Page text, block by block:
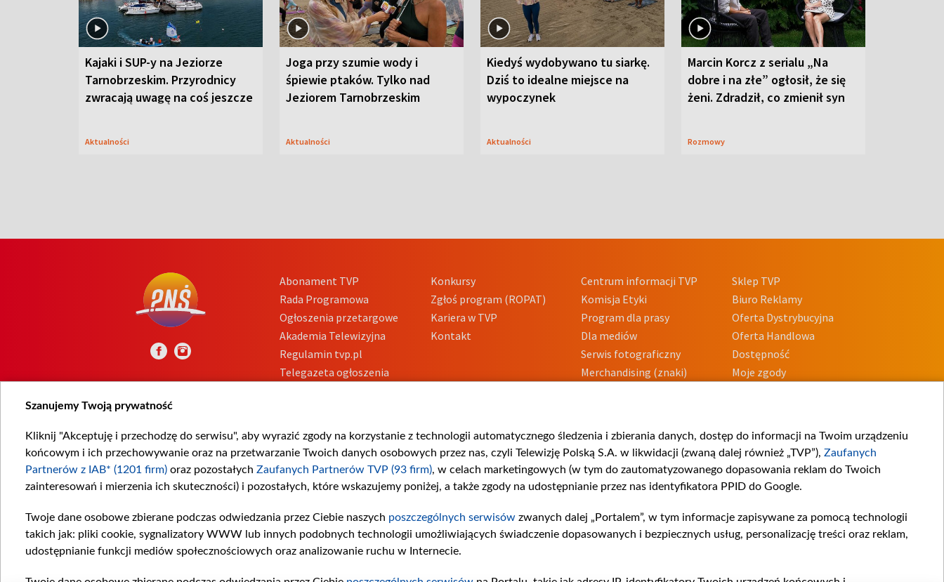
Kajaki i SUP-y na Jeziorze
Tarnobrzeskim. Przyrodnicy
zwracają uwagę na coś jeszcze
Aktualności
Joga przy szumie wody i
śpiewie ptaków. Tylko nad
Jeziorem Tarnobrzeskim
Aktualności
Kiedyś wydobywano tu siarkę.
Dziś to idealne miejsce na
wypoczynek
Aktualności
Marcin Korcz z serialu „Na
dobre i na złe” ogłosił, że się
żeni. Zdradził, co zmienił syn
Rozmowy
Abonament TVP
Rada Programowa
Ogłoszenia przetargowe
Akademia Telewizyjna
Regulamin tvp.pl
Telegazeta ogłoszenia
Konkursy
Zgłoś program (ROPAT)
Kariera w TVP
Kontakt
Centrum informacji TVP
Komisja Etyki
Program dla prasy
Dla mediów
Serwis fotograficzny
Merchandising (znaki)
Sklep TVP
Biuro Reklamy
Oferta Dystrybucyjna
Oferta Handlowa
Dostępność
Moje zgody
Szanujemy Twoją prywatność
Kliknij "Akceptuję i przechodzę do serwisu", aby wyrazić zgody na korzystanie z technologii automatycznego śledzenia i zbierania danych, dostęp do informacji na Twoim urządzeniu
końcowym i ich przechowywanie oraz na przetwarzanie Twoich danych osobowych przez nas, czyli Telewizję Polską S.A. w likwidacji (zwaną dalej również „TVP”), Zaufanych
Partnerów z IAB* (1201 firm) oraz pozostałych Zaufanych Partnerów TVP (93 firm), w celach marketingowych (w tym do zautomatyzowanego dopasowania reklam do Twoich
zainteresowań i mierzenia ich skuteczności) i pozostałych, które wskazujemy poniżej, a także zgody na udostępnianie przez nas identyfikatora PPID do Google.
Twoje dane osobowe zbierane podczas odwiedzania przez Ciebie naszych poszczególnych serwisów zwanych dalej „Portalem”, w tym informacje zapisywane za pomocą technologii
takich jak: pliki cookie, sygnalizatory WWW lub innych podobnych technologii umożliwiających świadczenie dopasowanych i bezpiecznych usług, personalizację treści oraz reklam,
udostępnianie funkcji mediów społecznościowych oraz analizowanie ruchu w Internecie.